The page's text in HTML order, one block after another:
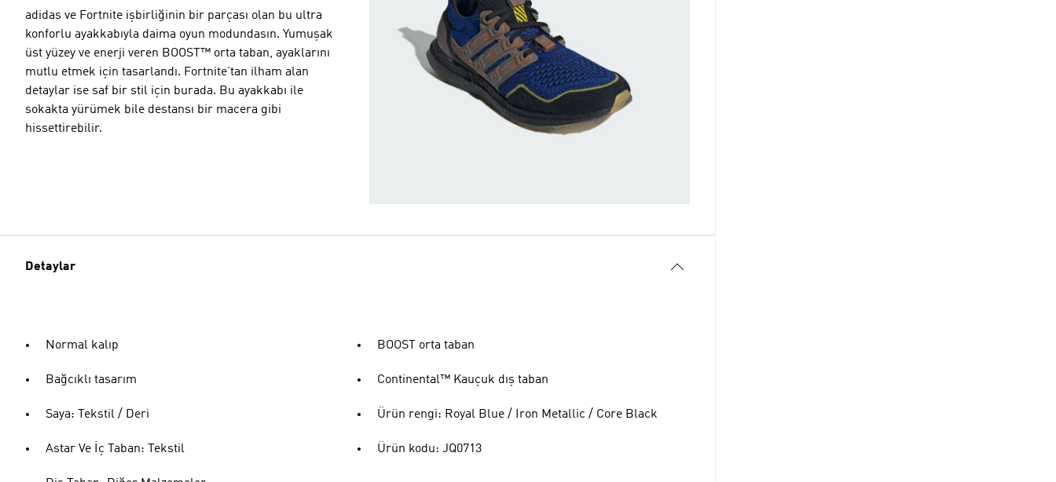
adidas ve Fortnite işbirliğinin bir parçası olan bu ultra
konforlu ayakkabıyla daima oyun modundasın. Yumuşak
üst yüzey ve enerji veren BOOST™ orta taban, ayaklarını
mutlu etmek için tasarlandı. Fortnite'tan ilham alan
detaylar ise saf bir stil için burada. Bu ayakkabı ile
sokakta yürümek bile destansı bir macera gibi
hissettirebilir.
Detaylar
Normal kalıp
Bağcıklı tasarım
Saya: Tekstil / Deri
Astar Ve İç Taban: Tekstil
BOOST orta taban
Continental™ Kauçuk dış taban
Ürün rengi: Royal Blue / Iron Metallic / Core Black
Ürün kodu: JQ0713